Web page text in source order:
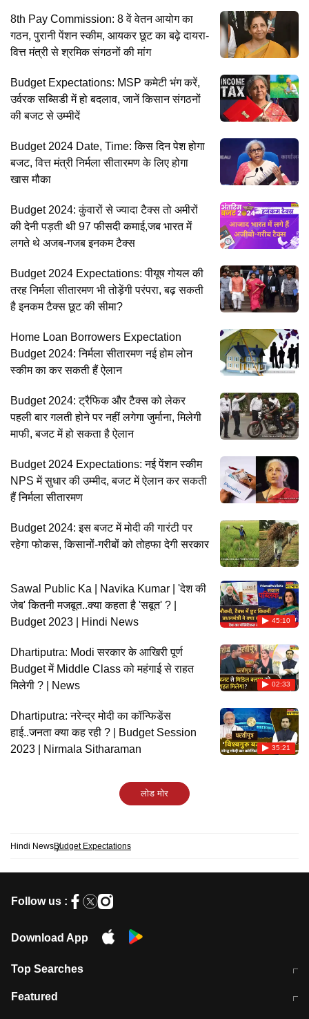
8th Pay Commission: 8 वें वेतन आयोग का
गठन, पुरानी पेंशन स्कीम, आयकर छूट का बढ़े दायरा-
वित्त मंत्री से श्रमिक संगठनों की मांग
Budget Expectations: MSP कमेटी भंग करें,
उर्वरक सब्सिडी में हो बदलाव, जानें किसान संगठनों
की बजट से उम्मीदें
Budget 2024 Date, Time: किस दिन पेश होगा
बजट, वित्त मंत्री निर्मला सीतारमण के लिए होगा
खास मौका
Budget 2024: कुंवारों से ज्यादा टैक्स तो अमीरों
की देनी पड़ती थी 97 फीसदी कमाई,जब भारत में
लगते थे अजब-गजब इनकम टैक्स
Budget 2024 Expectations: पीयूष गोयल की
तरह निर्मला सीतारमण भी तोड़ेंगी परंपरा, बढ़ सकती
है इनकम टैक्स छूट की सीमा?
Home Loan Borrowers Expectation
Budget 2024: निर्मला सीतारमण नई होम लोन
स्कीम का कर सकती हैं ऐलान
Budget 2024: ट्रैफिक और टैक्स को लेकर
पहली बार गलती होने पर नहीं लगेगा जुर्माना, मिलेगी
माफी, बजट में हो सकता है ऐलान
Budget 2024 Expectations: नई पेंशन स्कीम
NPS में सुधार की उम्मीद, बजट में ऐलान कर सकती
हैं निर्मला सीतारमण
Budget 2024: इस बजट में मोदी की गारंटी पर
रहेगा फोकस, किसानों-गरीबों को तोहफा देगी सरकार
45:10
Sawal Public Ka | Navika Kumar | 'देश की
जेब' कितनी मजबूत..क्या कहता है 'सबूत' ? |
Budget 2023 | Hindi News
02:33
Dhartiputra: Modi सरकार के आखिरी पूर्ण
Budget में Middle Class को महंगाई से राहत
मिलेगी ? | News
35:21
Dhartiputra: नरेन्द्र मोदी का कॉन्फिडेंस
हाई..जनता क्या कह रही ? | Budget Session
2023 | Nirmala Sitharaman
लोड मोर
Hindi NewsBudget Expectations
Follow us :
Download App
Top Searches
मुंबई में लगे 'जेन जी' के पोस्टर, लिखा- 'मैं
Featured